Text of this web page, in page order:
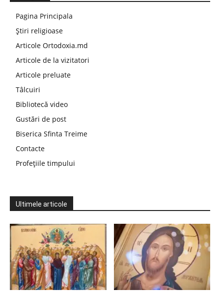
Pagina Principala
Știri religioase
Articole Ortodoxia.md
Articole de la vizitatori
Articole preluate
Tâlcuiri
Bibliotecă video
Gustări de post
Biserica Sfinta Treime
Contacte
Profețiile timpului
Ultimele articole